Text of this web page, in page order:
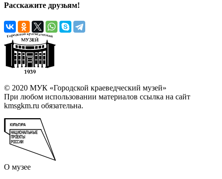
Расскажите друзьям!
© 2020 МУК «Городской краеведческий музей»
При любом использовании материалов ссылка на сайт
kmsgkm.ru обязательна.
О музее